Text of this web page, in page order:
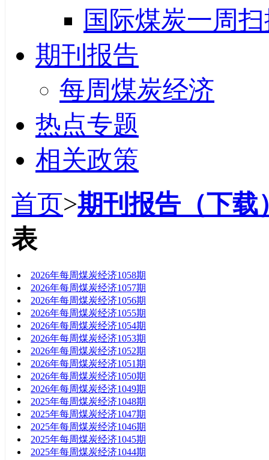
国际煤炭一周
期刊报告
每周煤炭经济
热点专题
相关政策
首页>期刊报告（下载
表
2026年每周煤炭经济1058期
2026年每周煤炭经济1057期
2026年每周煤炭经济1056期
2026年每周煤炭经济1055期
2026年每周煤炭经济1054期
2026年每周煤炭经济1053期
2026年每周煤炭经济1052期
2026年每周煤炭经济1051期
2026年每周煤炭经济1050期
2026年每周煤炭经济1049期
2025年每周煤炭经济1048期
2025年每周煤炭经济1047期
2025年每周煤炭经济1046期
2025年每周煤炭经济1045期
2025年每周煤炭经济1044期